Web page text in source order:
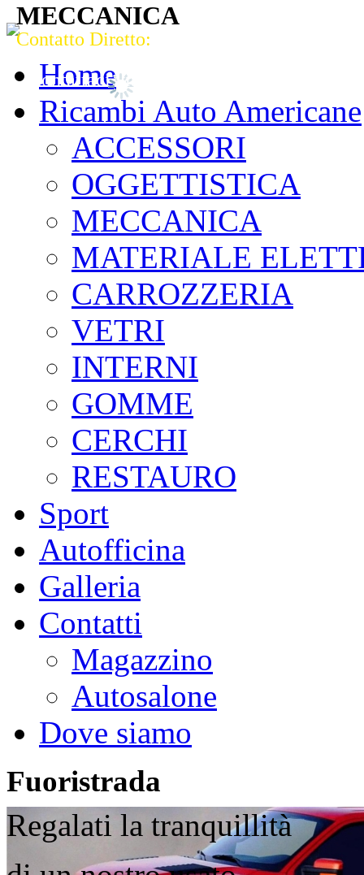
Home
Ricambi Auto Americane
ACCESSORI
OGGETTISTICA
MECCANICA
MATERIALE
CARROZZERIA
VETRI
INTERNI
GOMME
CERCHI
RESTAURO
Sport
Autofficina
Galleria
Contatti
Magazzino
Autosalone
Dove siamo
Fuoristrada
Regalati la tranquillità
MECCANICA
Contatto Diretto:
Contattaci via mail!